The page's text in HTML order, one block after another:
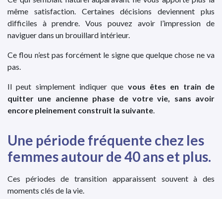
même satisfaction. Certaines décisions deviennent plus
difficiles à prendre. Vous pouvez avoir l’impression de
naviguer dans un brouillard intérieur.
Ce flou n’est pas forcément le signe que quelque chose ne va
pas.
Il peut simplement indiquer que vous êtes en train de
quitter une ancienne phase de votre vie, sans avoir
encore pleinement construit la suivante.
Une période fréquente chez les
femmes autour de 40 ans et plus.
Ces périodes de transition apparaissent souvent à des
moments clés de la vie.